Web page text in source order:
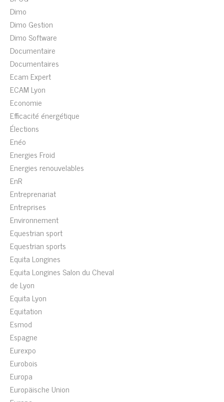
Dimo
Dimo Gestion
Dimo Software
Documentaire
Documentaires
Ecam Expert
ECAM Lyon
Economie
Efficacité énergétique
Élections
Enéo
Energies Froid
Energies renouvelables
EnR
Entreprenariat
Entreprises
Environnement
Equestrian sport
Equestrian sports
Equita Longines
Equita Longines Salon du Cheval
de Lyon
Equita Lyon
Equitation
Esmod
Espagne
Eurexpo
Eurobois
Europa
Europäische Union